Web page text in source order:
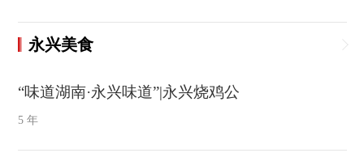
永兴美食
“味道湖南·永兴味道”|永兴烧鸡公
5 年